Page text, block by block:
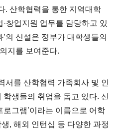
. 산학협력을 통한 지역대학
창업지원 업무를 담당하고 있
의 신설은 정부가 대학생들의
지를 보여준다.
서를 산학협력 가족회사 및 인
생들의 취업을 돕고 있다. 신
로그램’이라는 이름으로 어학
, 해외 인턴십 등 다양한 과정